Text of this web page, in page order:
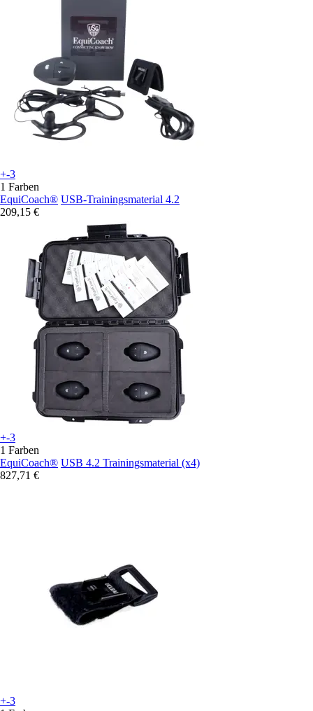
+-3
1 Farben
EquiCoach® USB-Trainingsmaterial 4.2
209,15 €
+-3
1 Farben
EquiCoach® USB 4.2 Trainingsmaterial (x4)
827,71 €
+-3